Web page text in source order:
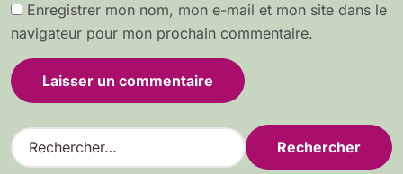
Enregistrer mon nom, mon e-mail et mon site dans le
navigateur pour mon prochain commentaire.
R
e